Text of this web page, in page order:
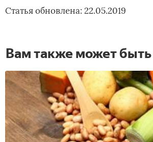
Статья обновлена: 22.05.2019
Вам также может